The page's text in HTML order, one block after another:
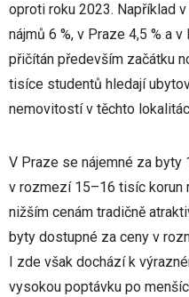
oproti roku 2023. Například
nájmů 6 %, v Praze 4,5 % a
přičítán především začátku
tisíce studentů hledají
nemovitostí v těchto
V Praze se nájemné za byty
v rozmezí 15–16 tisíc korun
nižším cenám tradičně
byty dostupné za ceny v
I zde však dochází k
vysokou poptávku po